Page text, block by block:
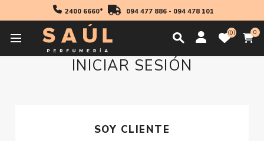
2400 6660* 094 477 886- 094 478 101
0 0
INICIAR SESIÓN
SOY CLIENTE